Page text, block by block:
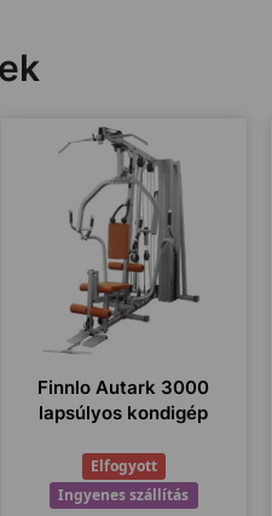
Finnlo Autark 3000
lapsúlyos kondigép
Elfogyott
Ingyenes szállítás